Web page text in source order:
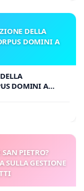
DELLA
DOMINI A
DOMINI A
PIETRO?
SULLA GESTIONE